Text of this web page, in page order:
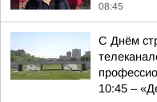
08:45
С Днём
10:45 –